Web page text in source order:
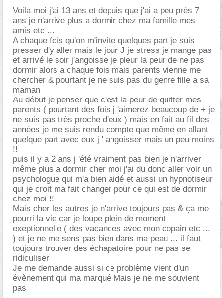
Voila moi j'ai 13 ans et depuis que j'ai a peu prés 7
ans je n'arrive plus a dormir chez ma famille mes
amis etc ...
A chaque fois qu'on m'invite quelques part je suis
presser d'y aller mais le jour J je stress je mange pas
et arrivé le soir j'angoisse je pleur la peur de ne pas
dormir alors a chaque fois mais parents vienne me
chercher & pourtant je ne suis pas du genre fille a sa
maman
Au début je penser que c'est la peur de quitter mes
parents ( pourtant des fois j 'aimerez beaucoup de + je
ne suis pas très proche d'eux ) mais en fait au fil des
années je me suis rendu compte que même en allant
quelque part avec eux j ' angoisser mais un peu moins
!!
puis il y a 2 ans j 'été vraiment pas bien je n'arriver
même plus a dormir cher moi j'ai du donc aller voir un
psychologue qui m'a bien aidé et aussi un hypnotiseur
qui je croit ma fait changer pour ce qui est de dormir
chez moi !!
Mais cher les autres je n'arrive toujours pas & ça me
pourri la vie car je loupe plein de moment
exeptionnelle ( des vacances avec mon copain etc ...
) et je ne me sens pas bien dans ma peau ... il faut
toujours trouver des échapatoire pour ne pas se
ridiculiser
Je me demande aussi si ce problème vient d'un
évènement qui ma marqué Mais je ne me souvient
pas